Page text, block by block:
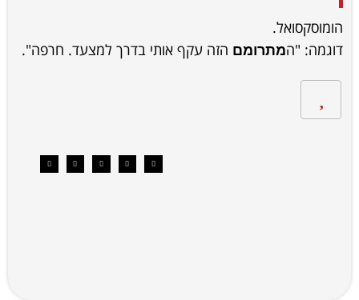
הומוסקסואל.
דוגמה: "המתרומם הזה עקף אותי בדרך למצעד. חרפה".